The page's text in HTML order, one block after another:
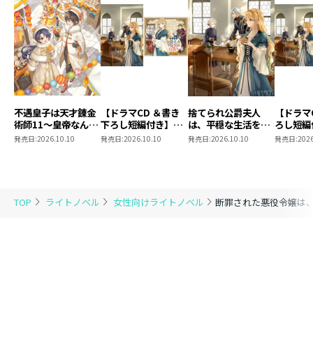
TOP ライトノベル 女性向けライトノベル 断罪された悪役令嬢は
バーリ王国の暴走を止めるべく動き出したクラウディア
は、情報収集のために単身でラウルとのお茶会へ。
十分に警戒はしていたものの、不意を突かれて部屋に閉
じ込められてしまう。
なんとそこには、あられもない姿で気を失っているラウ
ルが！
彼の側近であるレステーアが、クラウディアをラウルの
伴侶にするために既成事実を作ろうと、強行手段に出た
のだ。
絶体絶命のピンチを切り抜ける手管とは……？
不遇皇子は天才錬金
術師11～皇帝なんて
柄じゃないので弟妹
発売日:2026.10.10
【ドラマCD ＆書き
下ろし短編付き】捨
てられ公爵夫人は、
発売日:2026.10.10
捨てられ公爵夫人
は、平穏な生活をお
望みのようです5
発売日:2026.10.10
【ドラ
ろし短
られ公
発売日: